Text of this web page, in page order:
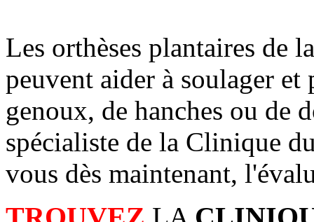
Les orthèses plantaires de
peuvent aider à soulager
genoux, de hanches ou de
spécialiste de la Clinique
vous dès maintenant,